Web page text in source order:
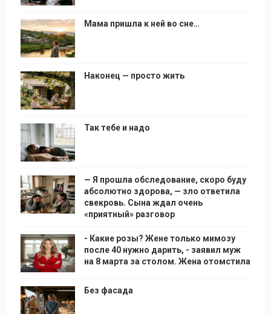
Мама пришла к ней во сне…
Наконец — просто жить
Так тебе и надо
— Я прошла обследование, скоро буду
абсолютно здорова, — зло ответила
свекровь. Сына ждал очень
«приятный» разговор
- Какие розы? Жене только мимозу
после 40 нужно дарить, - заявил муж
на 8 марта за столом. Жена отомстила
Без фасада